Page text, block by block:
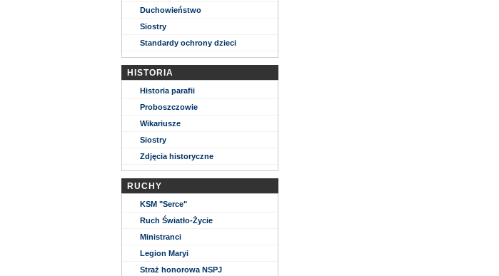
Duchowieństwo
Siostry
Standardy ochrony dzieci
HISTORIA
Historia parafii
Proboszczowie
Wikariusze
Siostry
Zdjęcia historyczne
RUCHY
KSM "Serce"
Ruch Światło-Życie
Ministranci
Legion Maryi
Straż honorowa NSPJ